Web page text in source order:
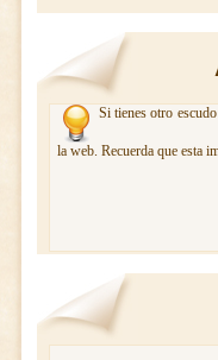
Si tienes otro
la web. Recuerda que esta